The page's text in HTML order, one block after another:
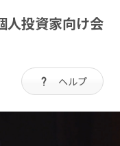
投資家向け会
ヘルプ